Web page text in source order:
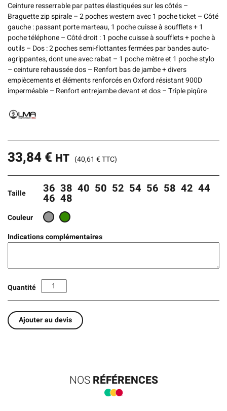
Ceinture resserrable par pattes élastiquées sur les côtés –
Braguette zip spirale – 2 poches western avec 1 poche ticket – Côté
gauche : passant porte marteau, 1 poche cuisse à soufflets + 1
poche téléphone – Côté droit : 1 poche cuisse à soufflets + poche à
outils – Dos : 2 poches semi-flottantes fermées par bandes auto-
agrippantes, dont une avec rabat – 1 poche mètre et 1 poche stylo
– ceinture rehaussée dos – Renfort bas de jambe + divers
empiècements et éléments renforcés en Oxford résistant 900D
imperméable – Renfort entrejambe devant et dos – Triple piqûre
33,84€ HT (40,61 €TTC)
Taille 36 38 40 50 52 54 56 58 42 44
46 48
Couleur
Indications complémentaires
Quantité
Ajouter au devis
NOSRÉFÉRENCES